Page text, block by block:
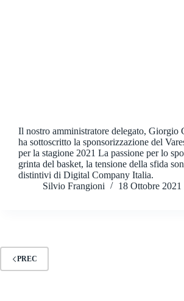
Il nostro amministratore delegato, Giorgio
ha sottoscritto la sponsorizzazione del
per la stagione 2021 La passione per lo
grinta del basket, la tensione della sfida
distintivi di Digital Company Italia.
Silvio Frangioni
18 Ottobre 2021
PREC